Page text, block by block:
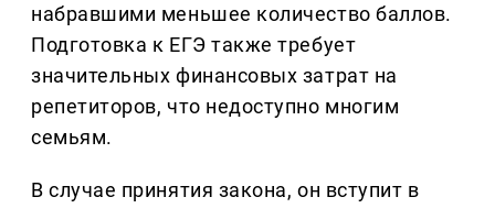
набравшими меньшее количество баллов.
Подготовка к ЕГЭ также требует
значительных финансовых затрат на
репетиторов, что недоступно многим
семьям.
В случае принятия закона, он вступит в